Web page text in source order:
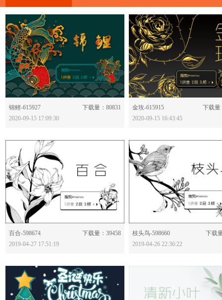
锦鲤-615927
下载量：80831
2020-09-15 17:09:30
金玫-615915
下载量
2020-09-15 16:43:45
百合-598674
下载量：39458
2019-04-27 17:51:19
枝头鸟-598660
下载
2019-04-26 22:36:22